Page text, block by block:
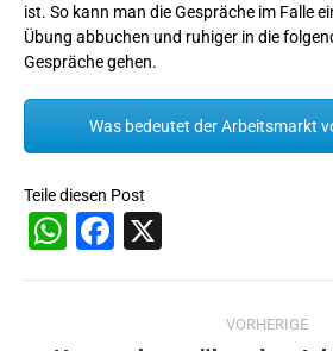
ist. So kann man die Gespräche im Falle
Übung abbuchen und ruhiger in die
Gespräche gehen.
Was bedeutet der Arbeitsmarkt
Teile diesen Post
WhatsApp
Facebook
VORHERIGE